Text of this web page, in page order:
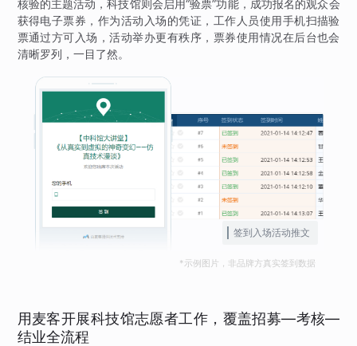
核验的主题活动，科技馆则会启用“验票”功能，成功报名的观众会
获得电子票券，作为活动入场的凭证，工作人员使用手机扫描验
票通过方可入场，活动举办更有秩序，票券使用情况在后台也会
清晰罗列，一目了然。
签到入场活动推文
*示例图片，非品牌方真实签到数据
用麦客开展科技馆志愿者工作，覆盖招募—考核—
结业全流程